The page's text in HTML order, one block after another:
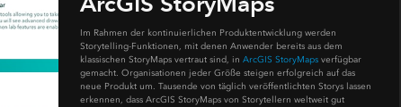
Im Rahmen der kontinuierlichen Produktentwicklung werden
Storytelling-Funktionen, mit denen Anwender bereits aus dem
klassischen StoryMaps vertraut sind, in ArcGIS StoryMapsverfügbar
gemacht. Organisationen jeder Größe steigen erfolgreich auf das
neue Produkt um. Tausende von täglich veröffentlichten Storys lassen
erkennen, dass ArcGIS StoryMaps von Storytellern weltweit gut